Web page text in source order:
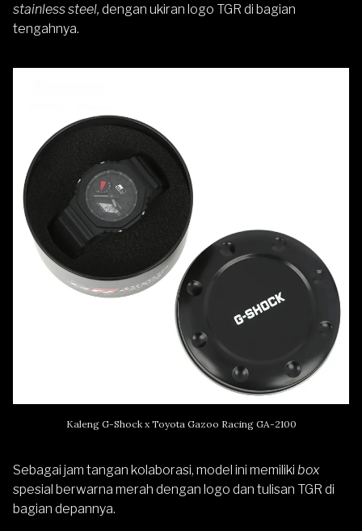
stainless steel, dengan ukiran logo TGR di bagian
tengahnya.
Kaleng G-Shock x Toyota Gazoo Racing GA-2100
Sebagai jam tangan kolaborasi, model ini memiliki box
spesial berwarna merah dengan logo dan tulisan TGR di
bagian depannya.